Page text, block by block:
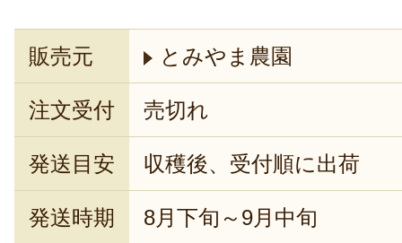
販売元 とみやま農園
注文受付 売切れ
発送目安 収穫後、受付順に出荷
発送時期 8月下旬～9月中旬